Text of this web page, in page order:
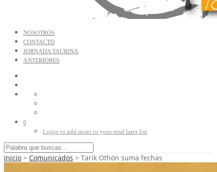
NOSOTROS
CONTACTO
JORNADA TAURINA
ANTERIORES
0
Login to add posts to your read later list
Inicio > Comunicados > Tarik Othón suma fechas